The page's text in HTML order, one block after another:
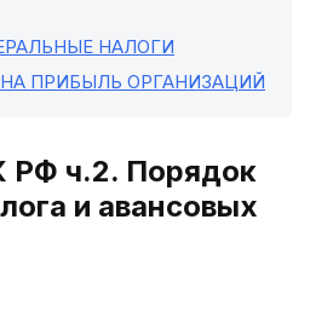
НАЛОГИ
ПРИБЫЛЬ ОРГАНИЗАЦИЙ
РФ ч.2. Порядок
и авансовых